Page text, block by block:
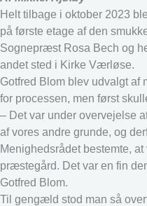
Helt tilbage i oktober 2023
på første etage af den
Sognepræst Rosa Bech og
andet sted i Kirke Værløse.
Gotfred Blom blev udvalgt af
for processen, men først
– Det var under overvejelse
af vores andre grunde, og
Menighedsrådet bestemte,
præstegård. Det var en fin
Gotfred Blom.
Til gengæld stod man så